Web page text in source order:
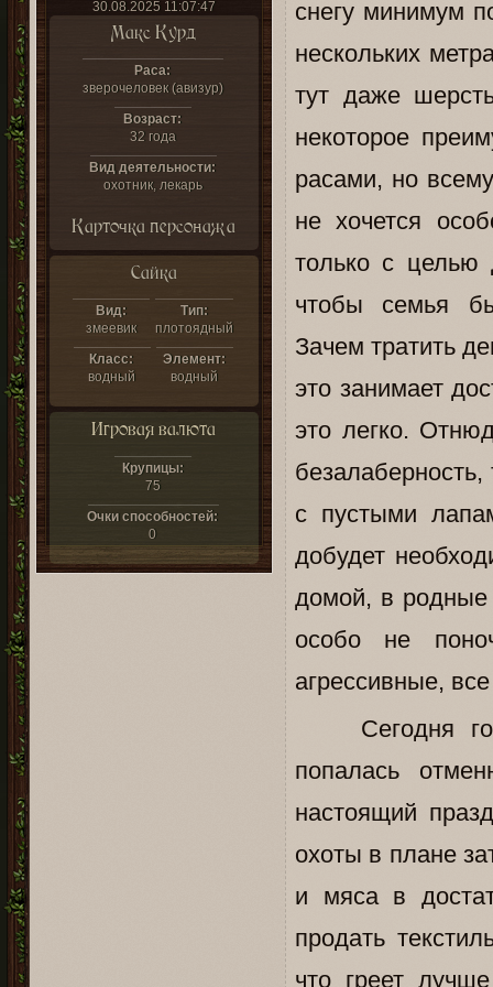
30.08.2025 11:07:47
Макс Курд
Раса:
зверочеловек (авизур)
Возраст:
32 года
Вид деятельности:
охотник, лекарь
Карточка персонажа
Сайка
Вид:
змеевик
Тип:
плотоядный
Класс:
водный
Элемент:
водный
Игровая валюта
Крупицы:
75
Очки способностей:
0
снегу минимум
нескольких
тут даже
некоторое
расами, но
не хочется
только с
чтобы семья
Зачем тратить
это занимает
это легко.
с пустыми
добудет
домой, в родные
особо не
агрессивные,
Сегодня
попалась
настоящий
охоты в плане
и мяса в
продать
что греет